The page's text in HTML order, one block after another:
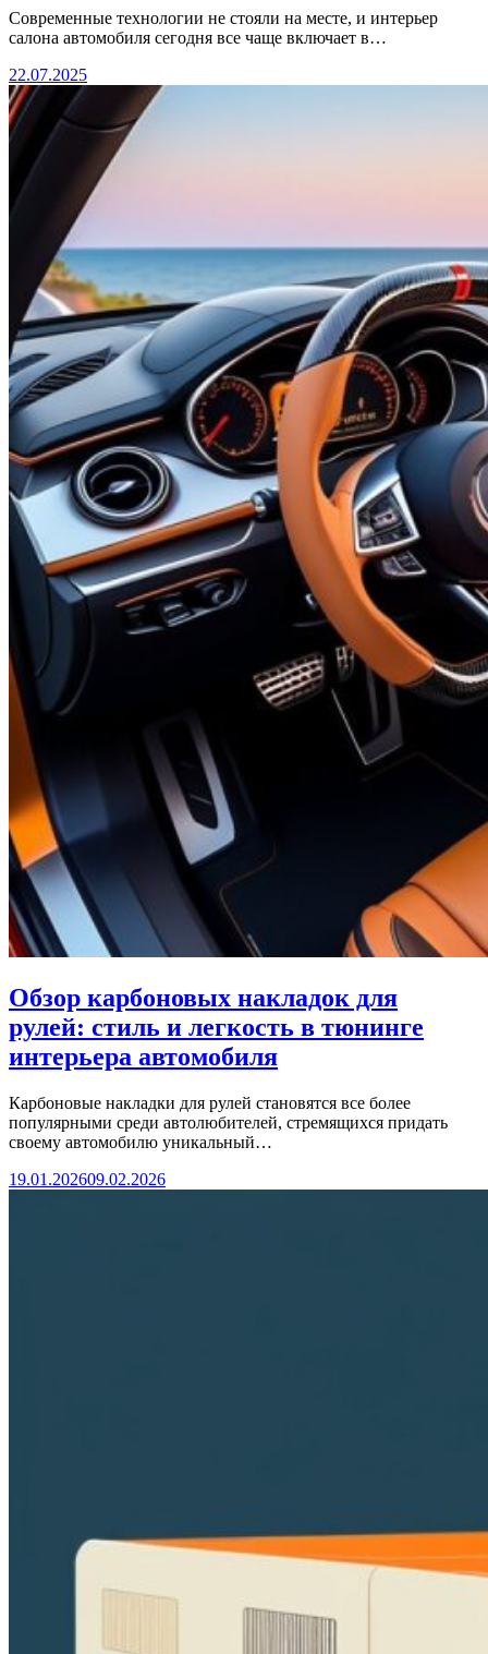
Современные технологии не стояли на месте, и интерьер
салона автомобиля сегодня все чаще включает в…
22.07.2025
Обзор карбоновых накладок для
рулей: стиль и легкость в тюнинге
интерьера автомобиля
Карбоновые накладки для рулей становятся все более
популярными среди автолюбителей, стремящихся придать
своему автомобилю уникальный…
19.01.202609.02.2026